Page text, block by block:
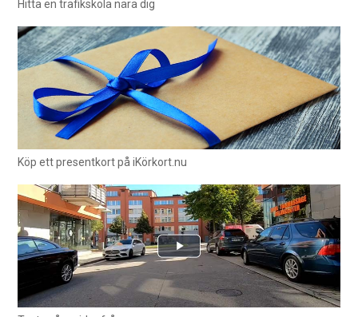
Hitta en trafikskola nära dig
Köp ett presentkort på iKörkort.nu